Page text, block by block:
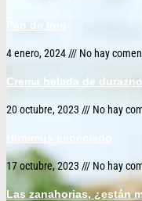
Pan de lino
4 enero, 2024 No hay
Crema helada de
20 octubre, 2023 No hay
Hummus especiado
17 octubre, 2023 No hay
Las zanahorias, ¿están